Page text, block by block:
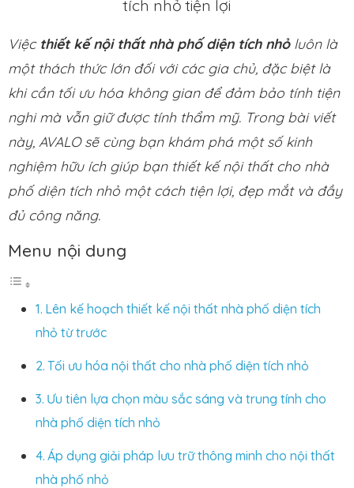
Việc thiết kế nội thất nhà phố diện tích nhỏluôn là
một thách thức lớn đối với các gia chủ, đặc biệt là
khi cần tối ưu hóa không gian để đảm bảo tính tiện
nghi mà vẫn giữ được tính thẩm mỹ. Trong bài viết
này, AVALO sẽ cùng bạn khám phá một số kinh
nghiệm hữu ích giúp bạn thiết kế nội thất cho nhà
phố diện tích nhỏ một cách tiện lợi, đẹp mắt và đầy
đủ công năng.
Menu nội dung
Lên kế hoạch thiết kế nội thất nhà phố diện tích
nhỏ từ trước
Tối ưu hóa nội thất cho nhà phố diện tích nhỏ
Ưu tiên lựa chọn màu sắc sáng và trung tính cho
nhà phố diện tích nhỏ
Áp dụng giải pháp lưu trữ thông minh cho nội thất
nhà phố nhỏ